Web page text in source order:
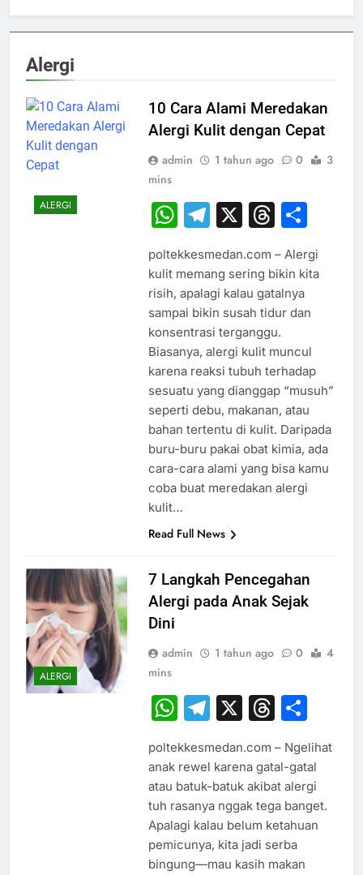
Alergi
ALERGI
10 Cara Alami Meredakan
Alergi Kulit dengan Cepat
admin 1 tahun ago 0
3
mins
WhatsApp
Telegram
X
poltekkesmedan.com – Alergi
kulit memang sering bikin kita
risih, apalagi kalau gatalnya
sampai bikin susah tidur dan
konsentrasi terganggu.
Biasanya, alergi kulit muncul
karena reaksi tubuh terhadap
sesuatu yang dianggap “musuh”
seperti debu, makanan, atau
bahan tertentu di kulit. Daripada
buru-buru pakai obat kimia, ada
cara-cara alami yang bisa kamu
coba buat meredakan alergi
kulit…
Read Full News
ALERGI
7 Langkah Pencegahan
Alergi pada Anak Sejak
Dini
admin 1 tahun ago 0
4
mins
WhatsApp
Telegram
X
poltekkesmedan.com – Ngelihat
anak rewel karena gatal-gatal
atau batuk-batuk akibat alergi
tuh rasanya nggak tega banget.
Apalagi kalau belum ketahuan
pemicunya, kita jadi serba
bingung—mau kasih makan